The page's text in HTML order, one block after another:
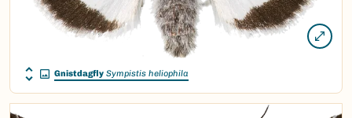
Gnistdagfly Sympistis heliophila